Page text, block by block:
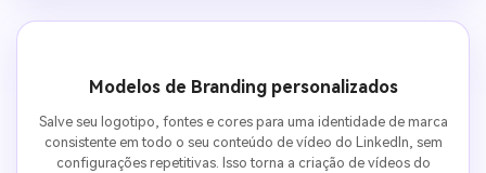
Modelos de Branding personalizados
Salve seu logotipo, fontes e cores para uma identidade de marca
consistente em todo o seu conteúdo de vídeo do LinkedIn, sem
configurações repetitivas. Isso torna a criação de vídeos do